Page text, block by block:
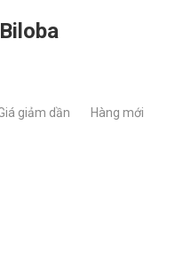
giảm dần Hàng mới